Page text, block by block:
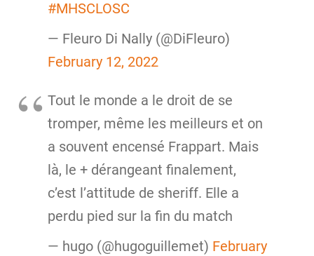
#MHSCLOSC
— Fleuro Di Nally (@DiFleuro)
February 12, 2022
Tout le monde a le droit de se
tromper, même les meilleurs et on
a souvent encensé Frappart. Mais
là, le + dérangeant finalement,
c’est l’attitude de sheriff. Elle a
perdu pied sur la fin du match
— hugo (@hugoguillemet) February